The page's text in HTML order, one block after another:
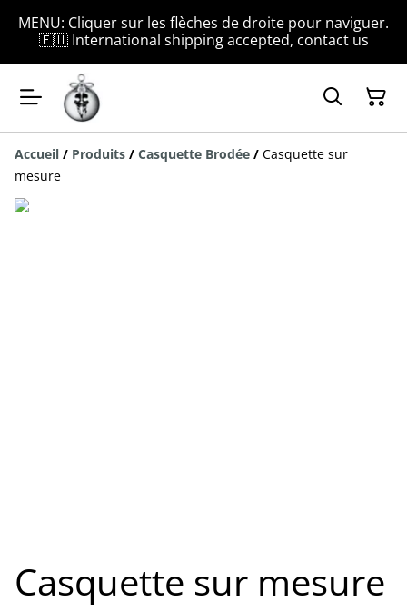
MENU: Cliquer sur les flèches de droite pour naviguer.
🇪🇺 International shipping accepted, contact us
Accueil / Produits / Casquette Brodée / Casquette sur
mesure
Casquette sur mesure